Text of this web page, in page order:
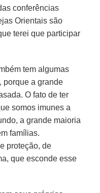
conferências
Orientais são
terei que participar
tem algumas
porque a grande
O fato de ter
somos imunes a
a grande maioria
famílias.
proteção, de
que esconde esse